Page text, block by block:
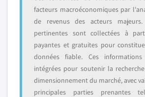
facteurs macroéconomiques par
de revenus des acteurs
pertinentes sont collectées à
payantes et gratuites pour
données fiable. Ces
intégrées pour soutenir la
dimensionnement du marché, avec
principales parties prenantes